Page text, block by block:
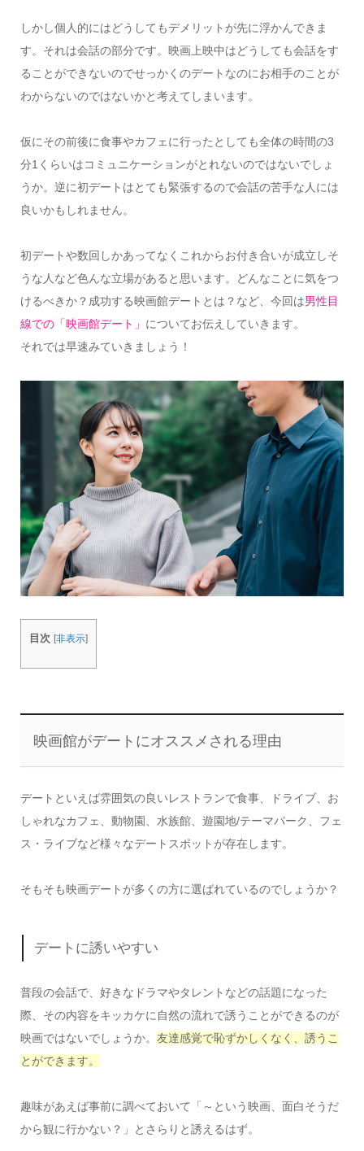
しかし個人的にはどうしてもデメリットが先に浮かんできま
す。それは会話の部分です。映画上映中はどうしても会話をす
ることができないのでせっかくのデートなのにお相手のことが
わからないのではないかと考えてしまいます。
仮にその前後に食事やカフェに行ったとしても全体の時間の3
分1くらいはコミュニケーションがとれないのではないでしょ
うか。逆に初デートはとても緊張するので会話の苦手な人には
良いかもしれません。
初デートや数回しかあってなくこれからお付き合いが成立しそ
うな人など色んな立場があると思います。どんなことに気をつ
けるべきか？成功する映画館デートとは？など、今回は男性目
線での「映画館デート」 についてお伝えしていきます。
それでは早速みていきましょう！
目次 [非表示]
映画館がデートにオススメされる理由
デートといえば雰囲気の良いレストランで食事、ドライブ、お
しゃれなカフェ、動物園、水族館、遊園地/テーマパーク、フェ
ス・ライブなど様々なデートスポットが存在します。
そもそも映画デートが多くの方に選ばれているのでしょうか？
デートに誘いやすい
普段の会話で、好きなドラマやタレントなどの話題になった
際、その内容をキッカケに自然の流れで誘うことができるのが
映画ではないでしょうか。 友達感覚で恥ずかしくなく、誘うこ
とができます。
趣味があえば事前に調べておいて「～という映画、面白そうだ
から観に行かない？」とさらりと誘えるはず。